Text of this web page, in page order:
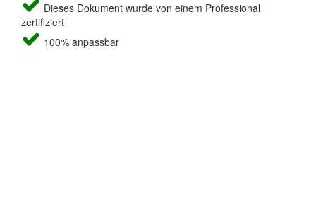
Dieses Dokument wurde von einem Professional
zertifiziert
100% anpassbar